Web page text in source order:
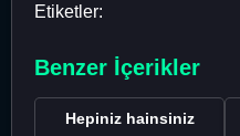
Etiketler:
Benzer İçerikler
Hepiniz hainsiniz